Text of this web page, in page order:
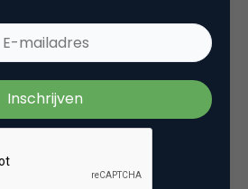
Als interim online
heeft hij gewerkt voor De
Centraal Beheer, Freo,
DLL en Auping.